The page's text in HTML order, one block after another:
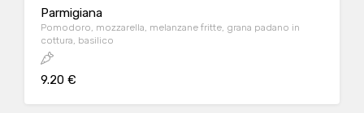
Parmigiana
Pomodoro, mozzarella, melanzane fritte, grana padano in
cottura, basilico
9.20 €